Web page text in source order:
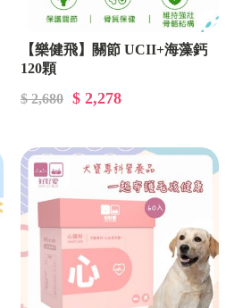
貓侍 網路經銷
【樂健飛】關節 UCII+海藻鈣
120顆
$ 2,680 $ 2,278